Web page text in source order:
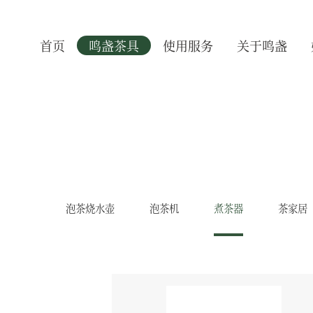
首页 鸣盏茶具 使用服务 关于鸣盏
泡茶烧水壶 泡茶机 煮茶器 茶家居